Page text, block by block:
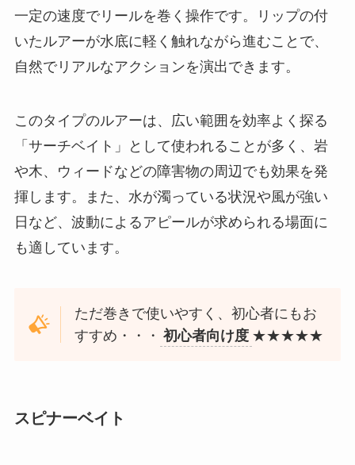
一定の速度でリールを巻く操作です。リップの付
いたルアーが水底に軽く触れながら進むことで、
自然でリアルなアクションを演出できます。
このタイプのルアーは、広い範囲を効率よく探る
「サーチベイト」として使われることが多く、岩
や木、ウィードなどの障害物の周辺でも効果を発
揮します。また、水が濁っている状況や風が強い
日など、波動によるアピールが求められる場面に
も適しています。
ただ巻きで使いやすく、初心者にもお
すすめ・・・ 初心者向け度 ★★★★★
スピナーベイト